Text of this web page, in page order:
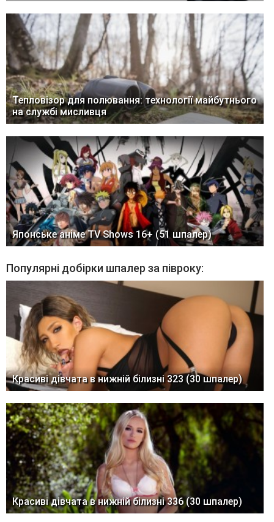
Тепловізор для полювання: технології майбутнього
на службі мисливця
Японське аніме TV Shows 16+ (51 шпалер)
Популярні добірки шпалер за півроку:
Красиві дівчата в нижній білизні 323 (30 шпалер)
Красиві дівчата в нижній білизні 336 (30 шпалер)